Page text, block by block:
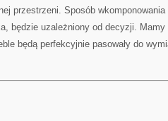
przestrzeni. Sposób
będzie uzależniony od decyzji.
będą perfekcyjnie pasowały do